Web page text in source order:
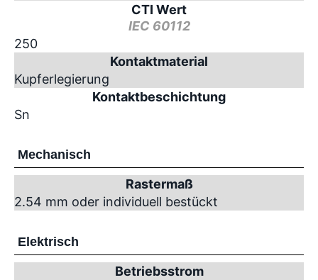
CTI Wert
IEC 60112
250
Kontaktmaterial
Kupferlegierung
Kontaktbeschichtung
Sn
Mechanisch
Rastermaß
2.54 mm oder individuell bestückt
Elektrisch
Betriebsstrom